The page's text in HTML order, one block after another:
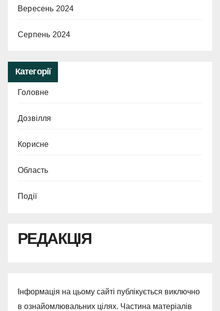
Вересень 2024
Серпень 2024
Категорії
Головне
Дозвілля
Корисне
Область
Події
РЕДАКЦІЯ
Інформація на цьому сайті публікується виключно
в ознайомлювальних цілях. Частина матеріалів